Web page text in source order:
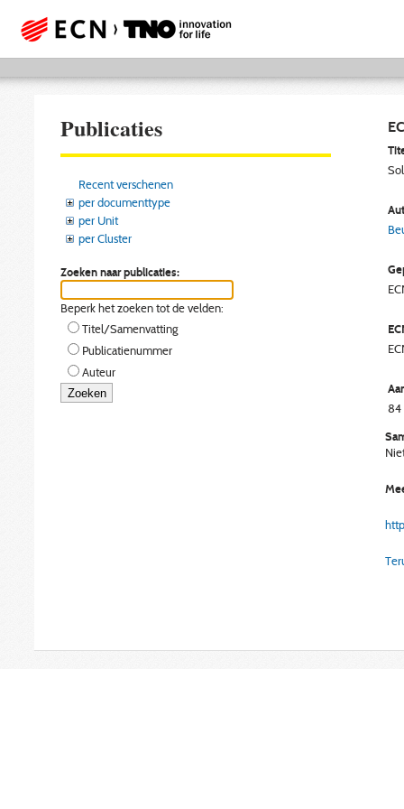
Publicaties
Recent verschenen
per documenttype
per Unit
per Cluster
Zoeken naar publicaties:
Beperk het zoeken tot de velden:
Titel/Samenvatting
Publicatienummer
Auteur
84